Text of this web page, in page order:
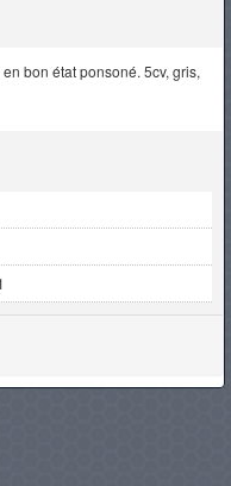
bon état ponsoné. 5cv, gris,